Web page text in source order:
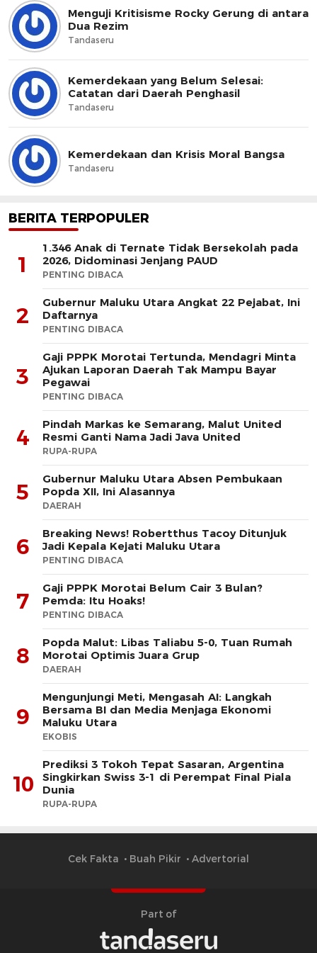
Menguji Kritisisme Rocky Gerung di antara
Dua Rezim
Tandaseru
Kemerdekaan yang Belum Selesai:
Catatan dari Daerah Penghasil
Tandaseru
Kemerdekaan dan Krisis Moral Bangsa
Tandaseru
BERITA TERPOPULER
1
1.346 Anak di Ternate Tidak Bersekolah pada
2026, Didominasi Jenjang PAUD
PENTING DIBACA
2
Gubernur Maluku Utara Angkat 22 Pejabat, Ini
Daftarnya
PENTING DIBACA
3
Gaji PPPK Morotai Tertunda, Mendagri Minta
Ajukan Laporan Daerah Tak Mampu Bayar
Pegawai
PENTING DIBACA
4
Pindah Markas ke Semarang, Malut United
Resmi Ganti Nama Jadi Java United
RUPA-RUPA
5
Gubernur Maluku Utara Absen Pembukaan
Popda XII, Ini Alasannya
DAERAH
6
Breaking News! Robertthus Tacoy Ditunjuk
Jadi Kepala Kejati Maluku Utara
PENTING DIBACA
7
Gaji PPPK Morotai Belum Cair 3 Bulan?
Pemda: Itu Hoaks!
PENTING DIBACA
8
Popda Malut: Libas Taliabu 5-0, Tuan Rumah
Morotai Optimis Juara Grup
DAERAH
9
Mengunjungi Meti, Mengasah AI: Langkah
Bersama BI dan Media Menjaga Ekonomi
Maluku Utara
EKOBIS
10
Prediksi 3 Tokoh Tepat Sasaran, Argentina
Singkirkan Swiss 3-1 di Perempat Final Piala
Dunia
RUPA-RUPA
Cek Fakta Buah Pikir Advertorial
Part of